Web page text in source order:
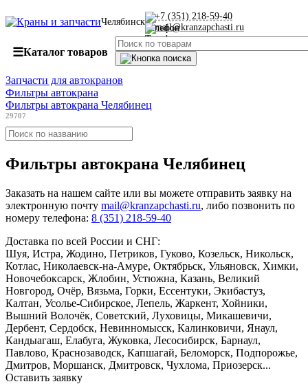
Челябинск
+7 (351) 218-59-40
mail@kranzapchasti.ru
☰Каталог товаров
Запчасти для автокранов
Фильтры автокрана
Фильтры автокрана Челябинец
29707
Фильтры автокрана Челябинец
Заказать на нашем сайте или вы можете отправить заявку на
электронную почту mail@kranzapchasti.ru, либо позвонить по
номеру телефона: 8 (351) 218-59-40
Доставка по всей России и СНГ:
Шуя, Истра, Жодино, Петриков, Гуково, Козельск, Никольск,
Котлас, Николаевск-на-Амуре, Октябрьск, Ульяновск, Химки,
Новочебоксарск, Жлобин, Устюжна, Казань, Великий
Новгород, Очёр, Вязьма, Горки, Ессентуки, Экибастуз,
Калтан, Усолье-Сибирское, Лепель, Жаркент, Хойники,
Вышний Волочёк, Советский, Луховицы, Микашевичи,
Дербент, Сердобск, Невинномысск, Калинковичи, Янаул,
Кандыагаш, Елабуга, Жуковка, Лесосибирск, Барнаул,
Павлово, Краснозаводск, Капшагай, Беломорск, Подпорожье,
Дмитров, Моршанск, Дмитровск, Чухлома, Приозерск...
Оставить заявку